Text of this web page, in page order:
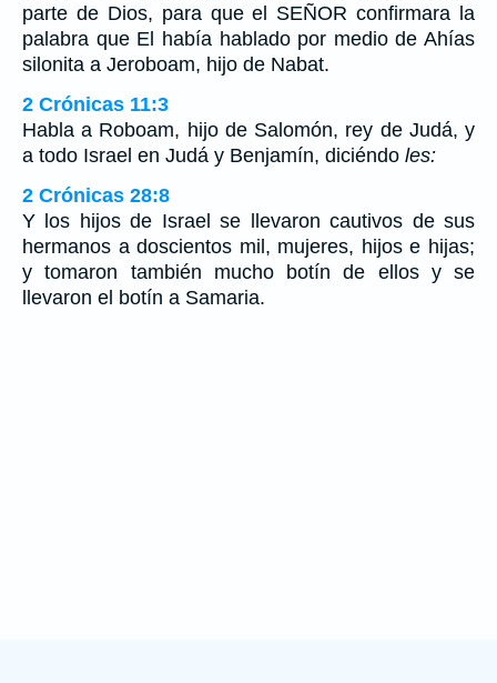
parte de Dios, para que el SEÑOR confirmara la
palabra que El había hablado por medio de Ahías
silonita a Jeroboam, hijo de Nabat.
2 Crónicas 11:3
Habla a Roboam, hijo de Salomón, rey de Judá, y
a todo Israel en Judá y Benjamín, diciéndo les:
2 Crónicas 28:8
Y los hijos de Israel se llevaron cautivos de sus
hermanos a doscientos mil, mujeres, hijos e hijas;
y tomaron también mucho botín de ellos y se
llevaron el botín a Samaria.